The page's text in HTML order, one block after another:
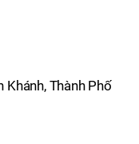
Thành Phố